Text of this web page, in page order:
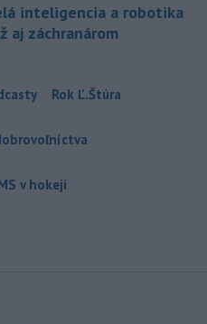
inteligencia a robotika
aj záchranárom
Rok Ľ.Štúra
v hokeji